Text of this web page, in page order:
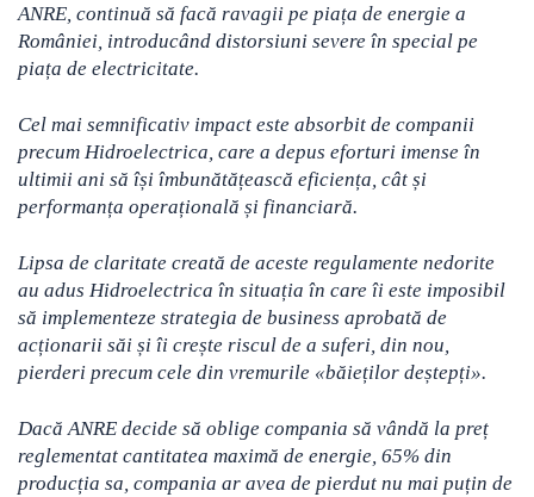
ANRE, continuă să facă ravagii pe piața de energie a
României, introducând distorsiuni severe în special pe
piața de electricitate.
Cel mai semnificativ impact este absorbit de companii
precum Hidroelectrica, care a depus eforturi imense în
ultimii ani să își îmbunătățească eficiența, cât și
performanța operațională și financiară.
Lipsa de claritate creată de aceste regulamente nedorite
au adus Hidroelectrica în situația în care îi este imposibil
să implementeze strategia de business aprobată de
acționarii săi și îi crește riscul de a suferi, din nou,
pierderi precum cele din vremurile «băieților deștepți».
Dacă ANRE decide să oblige compania să vândă la preț
reglementat cantitatea maximă de energie, 65% din
producția sa, compania ar avea de pierdut nu mai puțin de